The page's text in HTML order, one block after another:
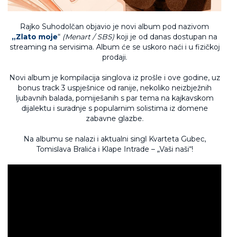
Rajko Suhodolčan objavio je novi album pod nazivom
„Zlato moje“ (Menart / SBS) koji je od danas dostupan na
streaming na servisima. Album će se uskoro naći i u fizičkoj
prodaji.
Novi album je kompilacija singlova iz prošle i ove godine, uz
bonus track 3 uspješnice od ranije, nekoliko neizbježnih
ljubavnih balada, pomiješanih s par tema na kajkavskom
dijalektu i suradnje s popularnim solistima iz domene
zabavne glazbe.
Na albumu se nalazi i aktualni singl Kvarteta Gubec,
Tomislava Bralića i Klape Intrade – „Vaši naši“!